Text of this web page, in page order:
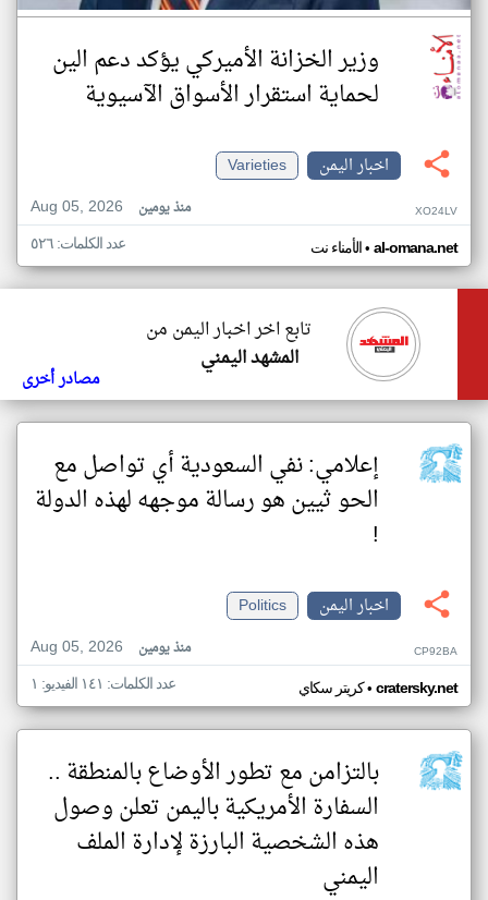
وزير الخزانة الأميركي يؤكد دعم الين
لحماية استقرار الأسواق الآسيوية
اخبار اليمن
Varieties
Aug 05, 2026
منذ يومين XO24LV
الأمناء نت• al-omana.net عدد الكلمات: ٥٢٦
تابع اخر اخبار اليمن من
المشهد اليمني
مصادر أخرى
إعلامي: نفي السعودية أي تواصل مع
الحو ثيين هو رسالة موجهه لهذه الدولة
!
اخبار اليمن
Politics
Aug 05, 2026
منذ يومين CP92BA
كريتر سكاي• cratersky.net عدد الكلمات: ١٤١ الفيديو: ١
بالتزامن مع تطور الأوضاع بالمنطقة ..
السفارة الأمريكية باليمن تعلن وصول
هذه الشخصية البارزة لإدارة الملف
اليمني